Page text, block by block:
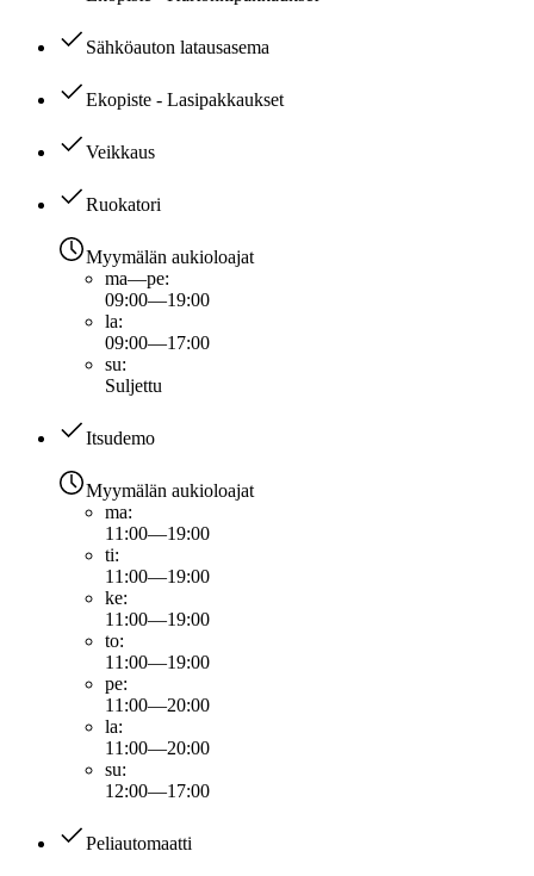
Sähköauton latausasema
Ekopiste - Lasipakkaukset
Veikkaus
Ruokatori
Myymälän aukioloajat
ma—pe:
09:00—19:00
la:
09:00—17:00
su:
Suljettu
Itsudemo
Myymälän aukioloajat
ma:
11:00—19:00
ti:
11:00—19:00
ke:
11:00—19:00
to:
11:00—19:00
pe:
11:00—20:00
la:
11:00—20:00
su:
12:00—17:00
Peliautomaatti